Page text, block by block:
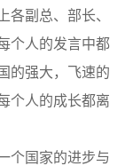
各副总、部长、
个人的发言中都
的强大，飞速的
个人的成长都离
个国家的进步与